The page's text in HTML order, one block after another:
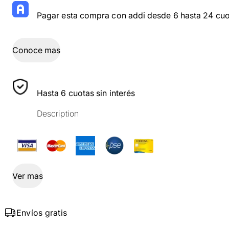
Pagar esta compra con addi desde 6 hasta 24
Conoce mas
Hasta 6 cuotas sin interés
Description
Ver mas
Envíos gratis